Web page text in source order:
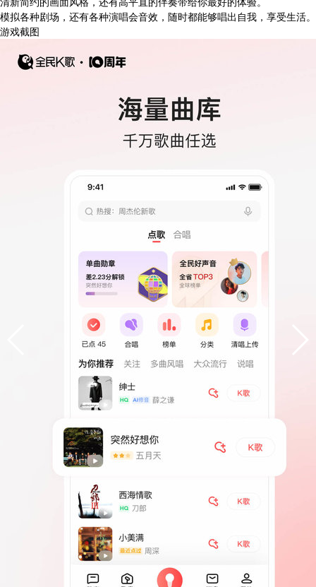
模拟各种剧场，还有各种演唱会音效，随时都能够唱出自我，享受生活。
游戏截图